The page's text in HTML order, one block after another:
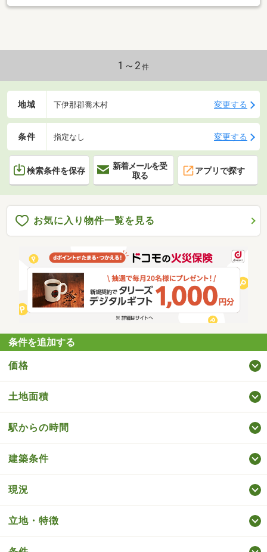
す。
1～2 件
地域 下伊那郡喬木村 変更する
条件 指定なし 変更する
検索条件を保存
新着メールを受
取る
アプリで探す
お気に入り物件一覧を見る
条件を追加する
価格
土地面積
駅からの時間
建築条件
現況
立地・特徴